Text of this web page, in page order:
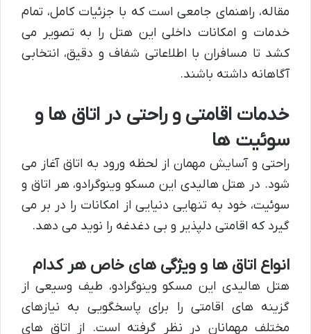
مقاله، راهنمای جامعی است که با جزئیات کامل، تمام
خدمات و امکانات داخلی این هتل را به تصویر می
کشد تا مسافران با اطلاعاتی شفاف و دقیق، انتخابی
آگاهانه داشته باشند.
خدمات اقامتی و راحتی در اتاق ها و
سوئیت ها
راحتی و آسایش مهمان از لحظه ورود به اتاق آغاز می
شود. در هتل هالیدی این مسکو وینوگرادو، هر اتاق و
سوئیت، خود به تنهایی دنیایی از امکانات را در بر می
گیرد که اقامتی دلپذیر و بی دغدغه را نوید می دهد.
انواع اتاق ها و ویژگی های خاص هر کدام
هتل هالیدی این مسکو وینوگرادو، طیف وسیعی از
گزینه های اقامتی را برای پاسخگویی به نیازهای
مختلف مهمانان در نظر گرفته است. از اتاق های